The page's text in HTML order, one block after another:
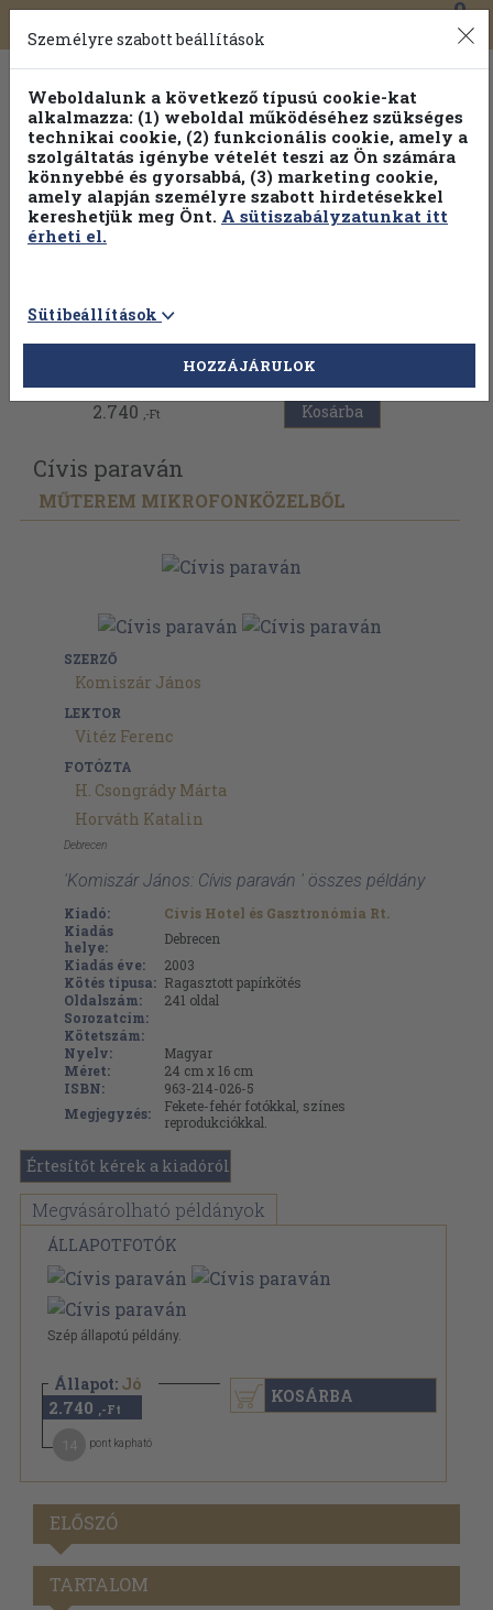
Toggle
navigation
0
Vissza az előző oldalra
2.740 ,-Ft Kosárba
Cívis paraván
MŰTEREM MIKROFONKÖZELBŐL
SZERZŐ
Komiszár János
LEKTOR
Vitéz Ferenc
FOTÓZTA
H. Csongrády Márta
Horváth Katalin
Debrecen
'Komiszár János: Cívis paraván ' összes példány
Kiadó:
Cívis Hotel és Gasztronómia Rt.
Kiadás
helye:
Debrecen
Kiadás éve:
2003
Kötés típusa: Ragasztott papírkötés
Oldalszám:
241 oldal
Sorozatcím:
Kötetszám:
Nyelv:
Magyar
Méret:
24 cm x 16 cm
ISBN:
963-214-026-5
Megjegyzés:
Fekete-fehér fotókkal, színes
reprodukciókkal.
Értesítőt kérek a kiadóról
Megvásárolható példányok
ÁLLAPOTFOTÓK
Szép állapotú példány.
Állapot: Jó
2.740 ,-Ft
pont kapható
KOSÁRBA
ELŐSZÓ
TARTALOM
Személyre szabott beállítások
Weboldalunk a következő típusú cookie-kat
alkalmazza: (1) weboldal működéséhez szükséges
technikai cookie, (2) funkcionális cookie, amely a
szolgáltatás igénybe vételét teszi az Ön számára
könnyebbé és gyorsabbá, (3) marketing cookie,
amely alapján személyre szabott hirdetésekkel
kereshetjük meg Önt. A sütiszabályzatunkat itt
érheti el.
Sütibeállítások
HOZZÁJÁRULOK